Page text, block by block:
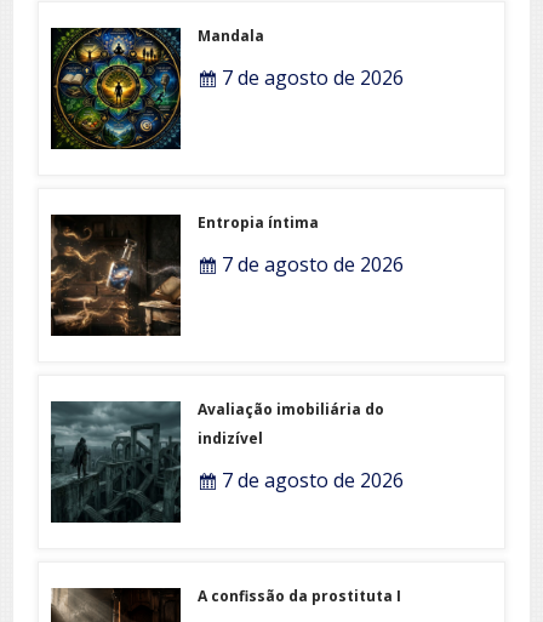
Mandala
7 de agosto de 2026
Entropia íntima
7 de agosto de 2026
Avaliação imobiliária do
indizível
7 de agosto de 2026
A confissão da prostituta I